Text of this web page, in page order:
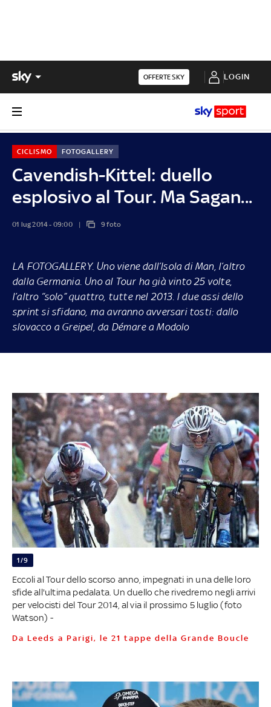
OFFERTE SKY LOGIN
Cavendish-Kittel: duello
esplosivo al Tour. Ma Sagan...
CICLISMO FOTOGALLERY
01 lug 2014 - 09:00 9 foto
LA FOTOGALLERY. Uno viene dall’Isola di Man, l’altro
dalla Germania. Uno al Tour ha già vinto 25 volte,
l’altro “solo” quattro, tutte nel 2013. I due assi dello
sprint si sfidano, ma avranno avversari tosti: dallo
slovacco a Greipel, da Démare a Modolo
1/9
Eccoli al Tour dello scorso anno, impegnati in una delle loro
sfide all'ultima pedalata. Un duello che rivedremo negli arrivi
per velocisti del Tour 2014, al via il prossimo 5 luglio (foto
Watson) -
Da Leeds a Parigi, le 21 tappe della Grande Boucle